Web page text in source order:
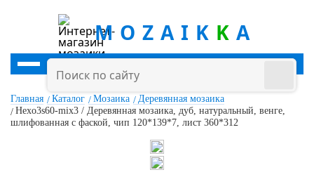
MOZAIK K A
Главная Каталог Мозаика
Деревянная мозаика
Hexo3s60-mix3 / Деревянная мозаика, дуб, натуральный, венге,
шлифованная с фаской, чип 120*139*7, лист 360*312